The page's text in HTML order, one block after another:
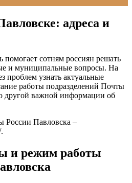
адреса и
сотням россиян решать
и муниципальные вопросы. На
проблем узнать актуальные
работы подразделений Почты
другой важной информации об
России Павловска –
.
и режим работы